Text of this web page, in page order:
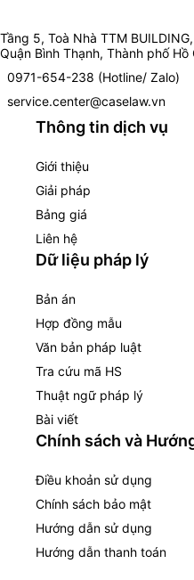
Tầng 5, Toà Nhà TTM
Quận Bình Thạnh, Thành phố Hồ
0971-654-238 (Hotline/ Zalo)
service.center@caselaw.vn
Thông tin dịch vụ
Giới thiệu
Giải pháp
Bảng giá
Liên hệ
Dữ liệu pháp lý
Bản án
Hợp đồng mẫu
Văn bản pháp luật
Tra cứu mã HS
Thuật ngữ pháp lý
Bài viết
Chính sách và
Điều khoản sử dụng
Chính sách bảo mật
Hướng dẫn sử dụng
Hướng dẫn thanh toán